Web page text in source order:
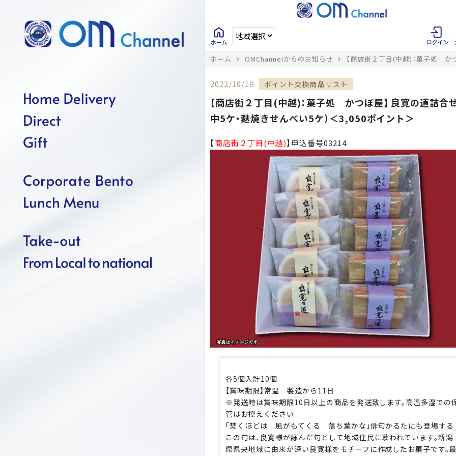
ホーム OMChannelからのお知らせ 【商店街２丁目(中越)：菓子処 か
2022/10/19 ポイント交換商品リスト
【商店街２丁目(中越)：菓子処 かつぼ屋】 良寛の道詰合
中5ケ・麩焼きせんべい5ケ）＜3,050ポイント＞
【商店街２丁目(中越)】申込番号03214
各5個入計10個
【賞味期限】常温 製造から11日
※発送時は賞味期限10日以上の商品を発送致します。高温多湿での
管はお控えください
「焚くほどは 風がもてくる 落ち葉かな」俳句かるたにも登場する
この句は、良寛様が詠んだ句として地域住民に慕われています。新潟
県県央地域に由来が深い良寛様をモチーフに作成したお菓子です。